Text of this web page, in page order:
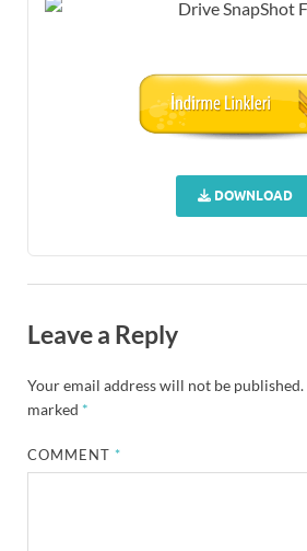
DOWNLOAD
Leave a Reply
Your email address will not be published.
marked *
COMMENT*